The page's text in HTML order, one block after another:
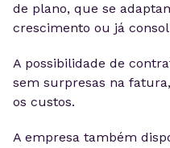
de plano, que se
crescimento ou já
A possibilidade de
sem surpresas na
os custos.
A empresa também